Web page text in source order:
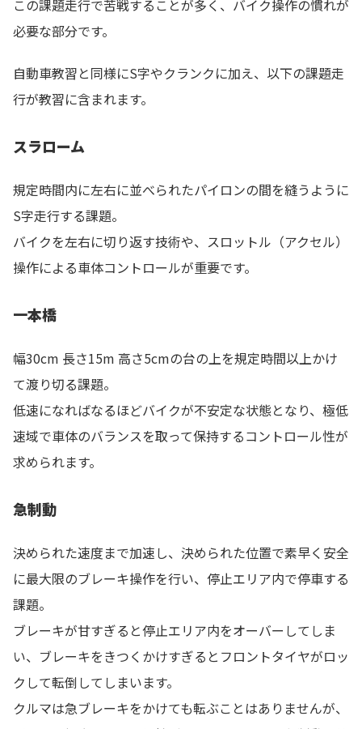
この課題走行で苦戦することが多く、バイク操作の慣れが
必要な部分です。
自動車教習と同様にS字やクランクに加え、以下の課題走
行が教習に含まれます。
スラローム
規定時間内に左右に並べられたパイロンの間を縫うように
S字走行する課題。
バイクを左右に切り返す技術や、スロットル（アクセル）
操作による車体コントロールが重要です。
一本橋
幅30cm 長さ15m 高さ5cmの台の上を規定時間以上かけ
て渡り切る課題。
低速になればなるほどバイクが不安定な状態となり、極低
速域で車体のバランスを取って保持するコントロール性が
求められます。
急制動
決められた速度まで加速し、決められた位置で素早く安全
に最大限のブレーキ操作を行い、停止エリア内で停車する
課題。
ブレーキが甘すぎると停止エリア内をオーバーしてしま
い、ブレーキをきつくかけすぎるとフロントタイヤがロッ
クして転倒してしまいます。
クルマは急ブレーキをかけても転ぶことはありませんが、